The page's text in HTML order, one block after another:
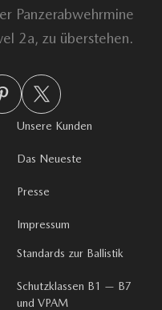
Panzerabwehrmine
2a, zu überstehen.
Unsere Kunden
Das Neueste
Presse
Impressum
Standards zur Ballistik
Schutzklassen B1 — B7
und VPAM